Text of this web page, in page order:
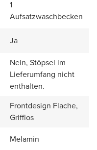
1
Aufsatzwaschbecken
Ja
Nein, Stöpsel im
Lieferumfang nicht
enthalten.
Frontdesign Flache,
Grifflos
Melamin